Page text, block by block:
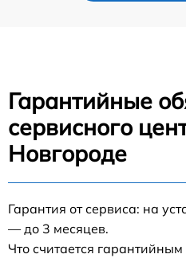
Гарантийные
сервисного
Новгороде
Гарантия от сервиса: на
— до 3 месяцев.
Что считается